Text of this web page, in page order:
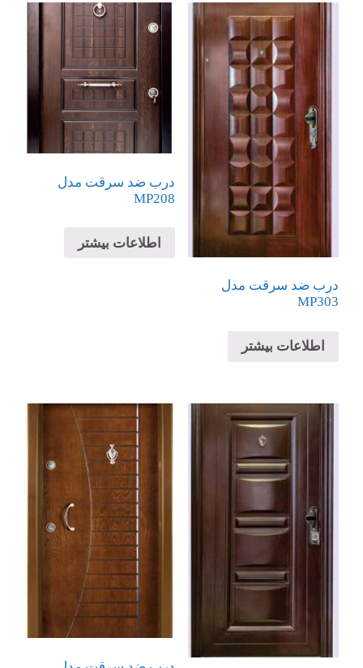
درب ضد سرقت مدل
MP303
اطلاعات بیشتر
درب ضد سرقت مدل
MP208
اطلاعات بیشتر